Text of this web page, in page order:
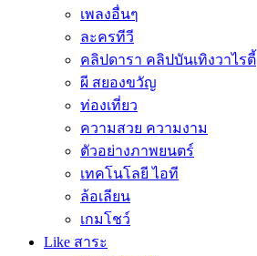
เพลงอื่นๆ
ละครทีวี
คลิปดารา คลิปบันเทิงวาไรตี้
ผี สยองขวัญ
ท่องเที่ยว
ความสวย ความงาม
ตัวอย่างภาพยนตร์
เทคโนโลยี ไอที
ล้อเลียน
เกมโชว์
Like สาระ